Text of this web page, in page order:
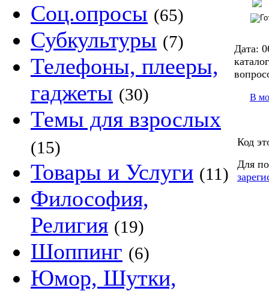
Соц.опросы (65)
Субкультуры (7)
Телефоны, плееры,
гаджеты (30)
Темы для взрослых
(15)
Товары и Услуги (11)
Философия,
Религия (19)
Шоппинг (6)
Юмор, Шутки,
Дата:
В
Код
Для